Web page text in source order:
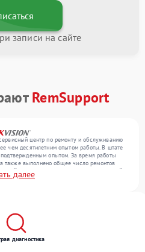
записи на сайте
RemSupport
центр по ремонту и обслуживанию
чем десятилетним опытом работы. В штате
опытом. За время работы
также выполнено общее число ремонтов
центр поступает более 300 обращений,
неисправностей и поддерживаем
далее
диагностика